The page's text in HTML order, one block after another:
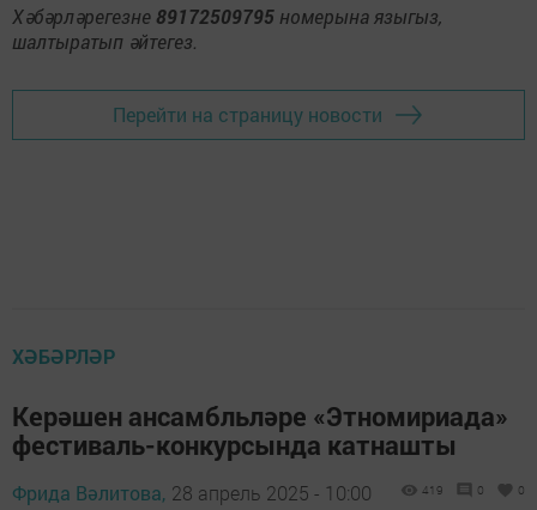
Хәбәрләрегезне 89172509795 номерына языгыз,
шалтыратып әйтегез.
Перейти на страницу новости
ХӘБӘРЛӘР
Керәшен ансамбльләре «Этномириада»
фестиваль-конкурсында катнашты
Фрида Вәлитова, 28 апрель 2025 - 10:00 419 0 0